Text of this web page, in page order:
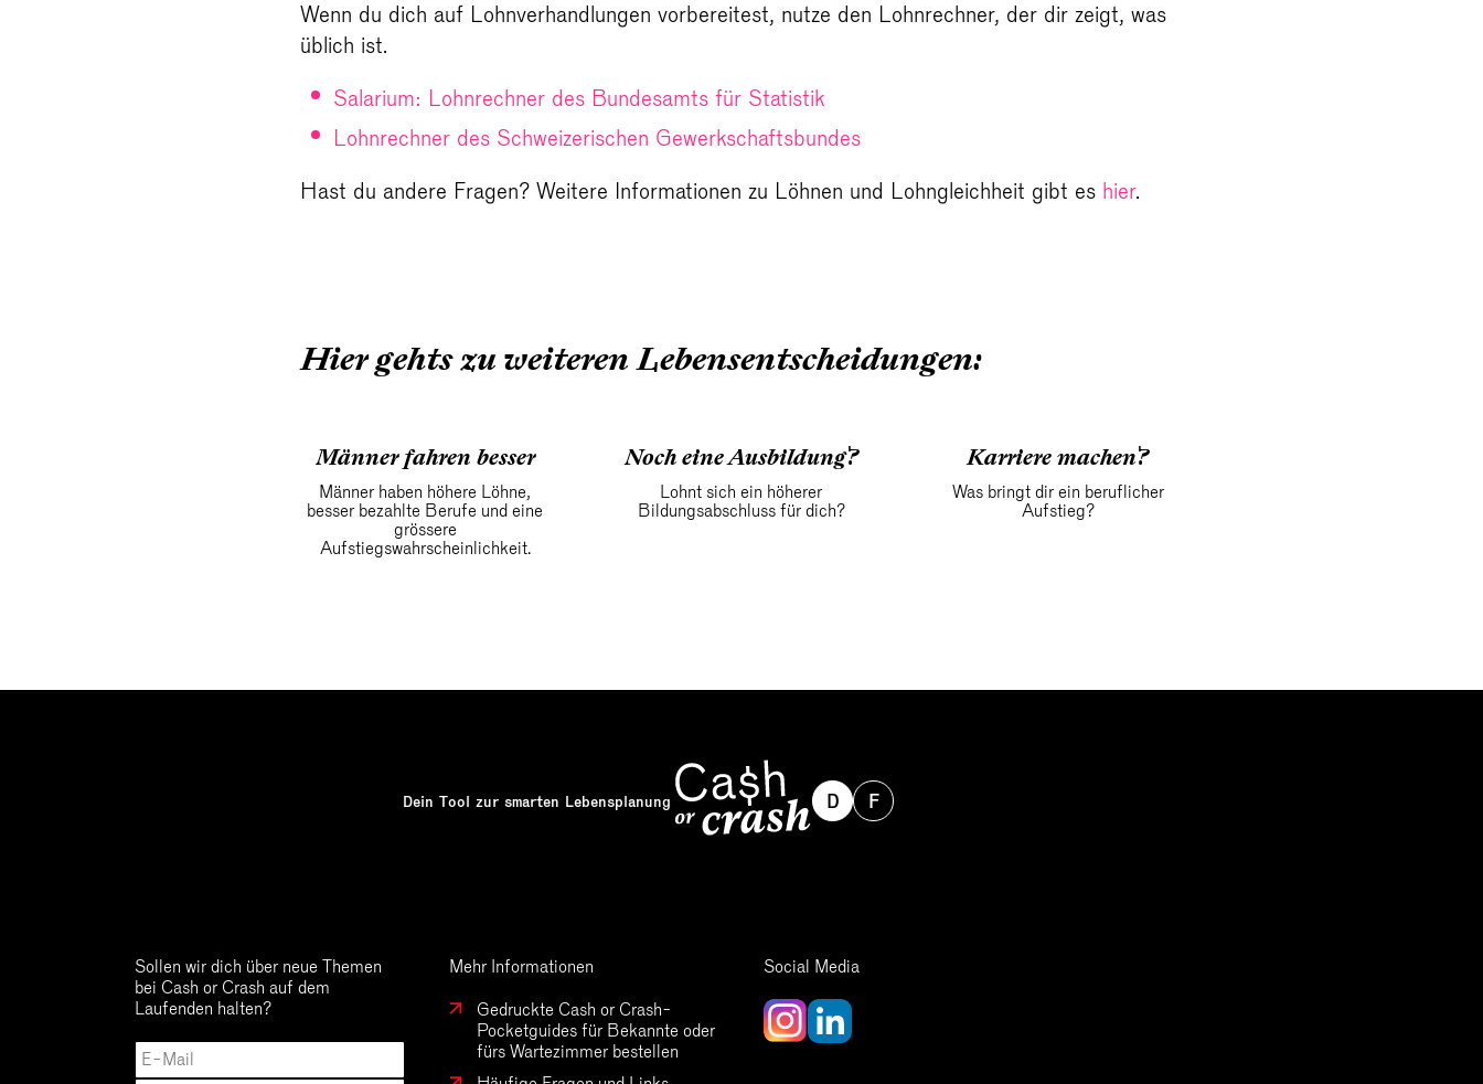
Wenn du dich auf Lohnverhandlungen vorbereitest, nutze den Lohnrechner, der dir zeigt, was
üblich ist.
Salarium: Lohnrechner des Bundesamts für Statistik
Lohnrechner des Schweizerischen Gewerkschaftsbundes
Hast du andere Fragen? Weitere Informationen zu Löhnen und Lohngleichheit gibt es hier.
Hier gehts zu weiteren Lebensentscheidungen:
Männer fahren besser
Männer haben höhere Löhne,
besser bezahlte Berufe und eine
grössere
Aufstiegswahrscheinlichkeit.
Noch eine Ausbildung?
Lohnt sich ein höherer
Bildungsabschluss für dich?
Karriere machen?
Was bringt dir ein beruflicher
Aufstieg?
Dein Tool zur smarten Lebensplanung D F
Sollen wir dich über neue Themen
bei Cash or Crash auf dem
Laufenden halten?
Mehr Informationen
Gedruckte Cash or Crash-
Pocketguides für Bekannte oder
fürs Wartezimmer bestellen
Social Media